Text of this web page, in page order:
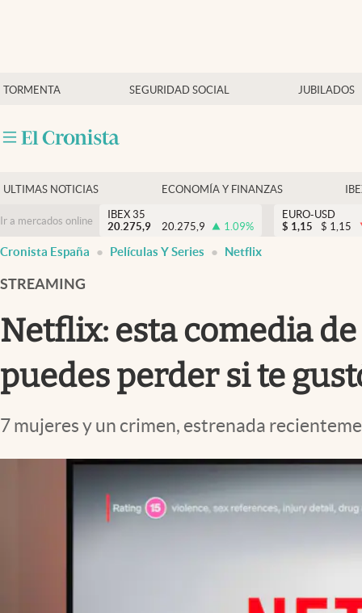
TORMENTA SEGURIDAD SOCIAL JUBILADOS
Economía y finanzas
Criptomonedas
ULTIMAS NOTICIAS ECONOMÍA Y FINANZAS
Ir a mercados online
IBEX 35
20.275,9
20.275,9 1.09%
EURO-USD
$ 1,15 $ 1,15
Cronista España Películas Y Series Netflix
STREAMING
Netflix: esta comedia
puedes perder si te
7 mujeres y un crimen, estrenada